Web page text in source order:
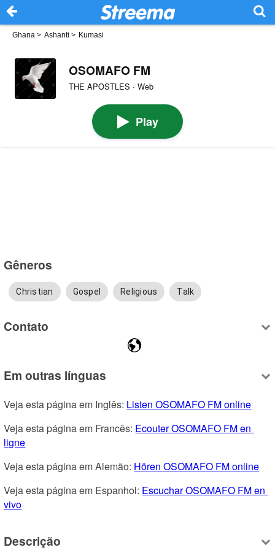
Ghana > Ashanti > Kumasi
OSOMAFO FM
THE APOSTLES · Web
Play
Gêneros
Christian Gospel Religious Talk
Contato
Em outras línguas
Veja esta página em Inglês: Listen OSOMAFO FM online
Veja esta página em Francês: Ecouter OSOMAFO FM en
ligne
Veja esta página em Alemão: Hören OSOMAFO FM online
Veja esta página em Espanhol: Escuchar OSOMAFO FM en
vivo
Descrição